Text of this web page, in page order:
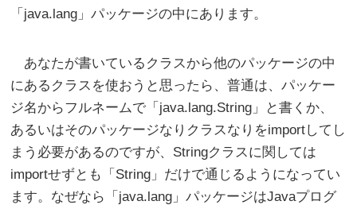
「java.lang」パッケージの中にあります。
あなたが書いているクラスから他のパッケージの中
にあるクラスを使おうと思ったら、普通は、パッケー
ジ名からフルネームで「java.lang.String」と書くか、
あるいはそのパッケージなりクラスなりをimportしてし
まう必要があるのですが、Stringクラスに関しては
importせずとも「String」だけで通じるようになってい
ます。なぜなら「java.lang」パッケージはJavaプログ